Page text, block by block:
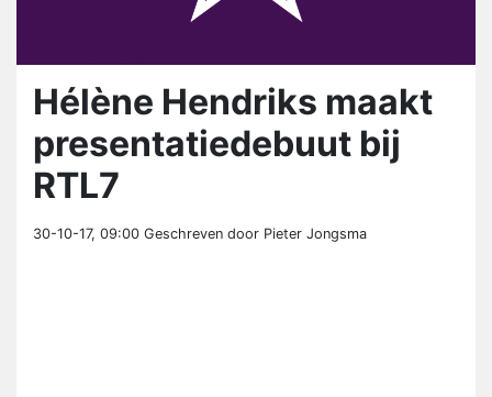
Hélène Hendriks maakt
presentatiedebuut bij
RTL7
30-10-17, 09:00 Geschreven door Pieter Jongsma